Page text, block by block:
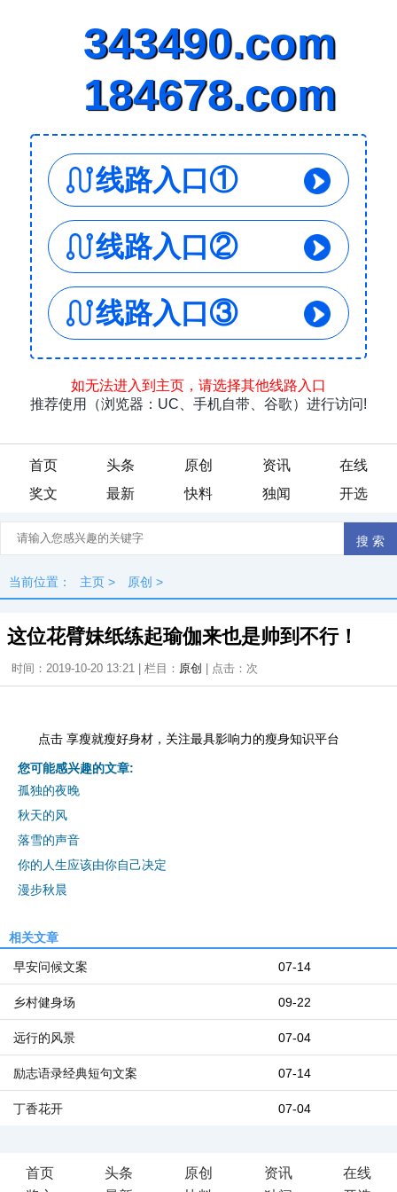
首页 头条 原创 资讯
在线
奖文
最新 快料 独闻 开选
当前位置： 主页 > 原创 >
这位花臂妹纸练起瑜伽来也是帅到不行！
时间：2019-10-20 13:21 | 栏目： 原创 | 点击： 次
点击 享瘦就瘦好身材，关注最具影响力的瘦身知识平台
您可能感兴趣的文章:
孤独的夜晚
秋天的风
落雪的声音
你的人生应该由你自己决定
漫步秋晨
相关文章
07-14
早安问候文案
09-22
乡村健身场
07-04
远行的风景
07-14
励志语录经典短句文案
07-04
丁香花开
首页 头条 原创 资讯
在线